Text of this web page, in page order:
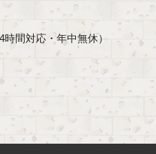
間対応・年中無休）